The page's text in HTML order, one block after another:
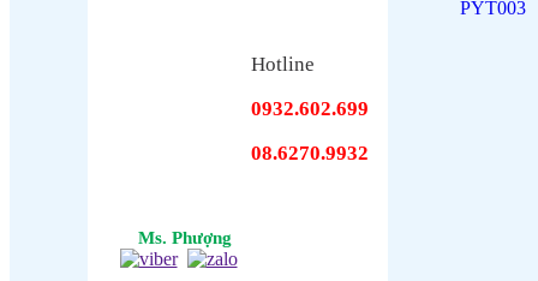
Hotline
0932.602.699
08.6270.9932
Ms. Phượng